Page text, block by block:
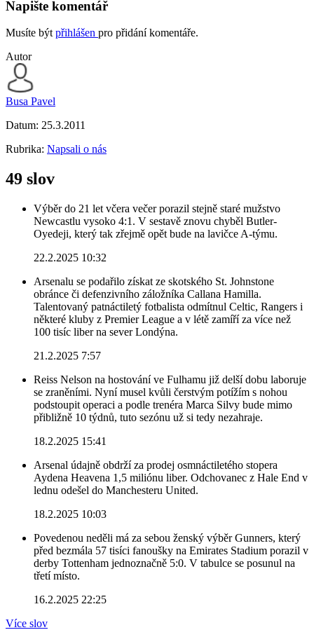
Napište komentář
Musíte být přihlášen pro přidání komentáře.
Autor
Busa Pavel
Datum: 25.3.2011
Rubrika: Napsali o nás
49 slov
Výběr do 21 let včera večer porazil stejně staré mužstvo
Newcastlu vysoko 4:1. V sestavě znovu chyběl Butler-
Oyedeji, který tak zřejmě opět bude na lavičce A-týmu.
22.2.2025 10:32
Arsenalu se podařilo získat ze skotského St. Johnstone
obránce či defenzivního záložníka Callana Hamilla.
Talentovaný patnáctiletý fotbalista odmítnul Celtic, Rangers i
některé kluby z Premier League a v létě zamíří za více než
100 tisíc liber na sever Londýna.
21.2.2025 7:57
Reiss Nelson na hostování ve Fulhamu již delší dobu laboruje
se zraněními. Nyní musel kvůli čerstvým potížím s nohou
podstoupit operaci a podle trenéra Marca Silvy bude mimo
přibližně 10 týdnů, tuto sezónu už si tedy nezahraje.
18.2.2025 15:41
Arsenal údajně obdrží za prodej osmnáctiletého stopera
Aydena Heavena 1,5 miliónu liber. Odchovanec z Hale End v
lednu odešel do Manchesteru United.
18.2.2025 10:03
Povedenou neděli má za sebou ženský výběr Gunners, který
před bezmála 57 tisíci fanoušky na Emirates Stadium porazil v
derby Tottenham jednoznačně 5:0. V tabulce se posunul na
třetí místo.
16.2.2025 22:25
Více slov